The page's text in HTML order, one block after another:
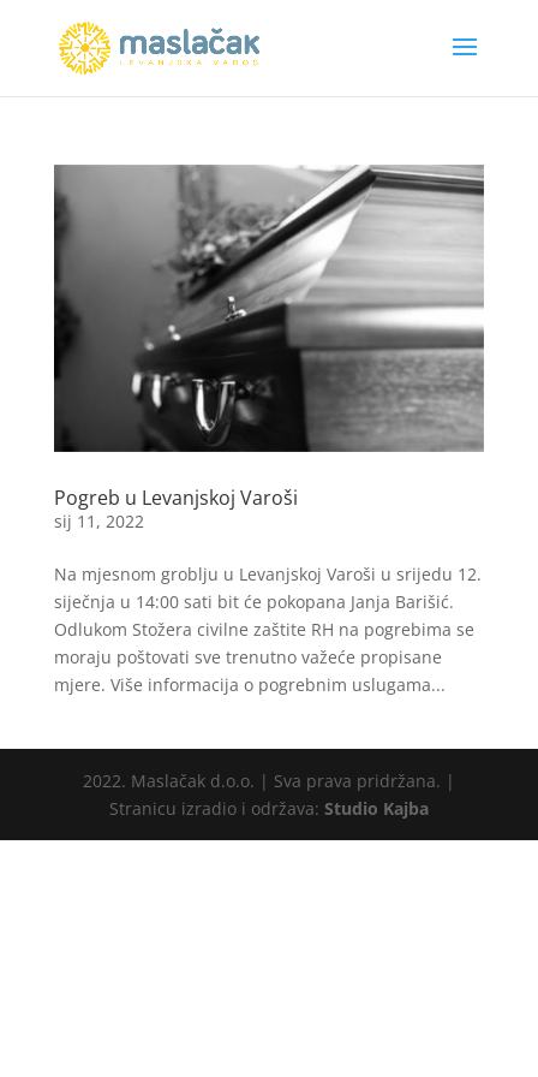
Pogreb u Levanjskoj Varoši
sij 11, 2022
Na mjesnom groblju u Levanjskoj Varoši u srijedu 12.
siječnja u 14:00 sati bit će pokopana Janja Barišić.
Odlukom Stožera civilne zaštite RH na pogrebima se
moraju poštovati sve trenutno važeće propisane
mjere. Više informacija o pogrebnim uslugama...
2022. Maslačak d.o.o. | Sva prava pridržana. |
Stranicu izradio i održava: Studio Kajba